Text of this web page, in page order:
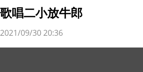
歌唱二小放牛郎
2021/09/30 20:36